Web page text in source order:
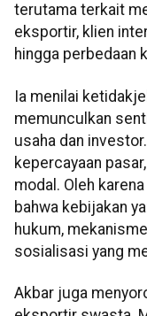
terutama terkait
eksportir, klien
hingga perbedaan
Ia menilai
memunculkan
usaha dan
kepercayaan
modal. Oleh
bahwa kebijakan
hukum,
sosialisasi yang
Akbar juga